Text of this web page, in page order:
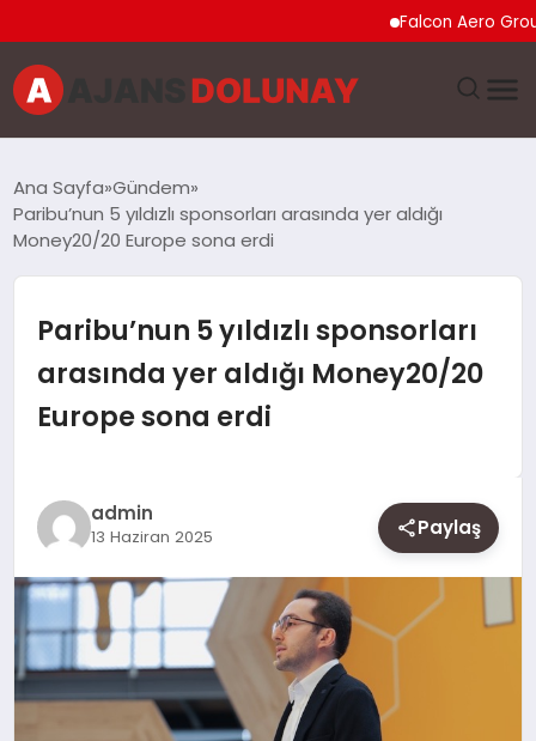
Falcon Aero Group,
EĞITIM
GÜNCEL
SAĞLIK
SIYASET
SPOR
Ana Sayfa Gündem
Paribu’nun 5 yıldızlı sponsorları arasında yer aldığı
Money20/20 Europe sona erdi
Paribu’nun 5 yıldızlı sponsorları
arasında yer aldığı Money20/20
Europe sona erdi
admin
13 Haziran 2025 Paylaş